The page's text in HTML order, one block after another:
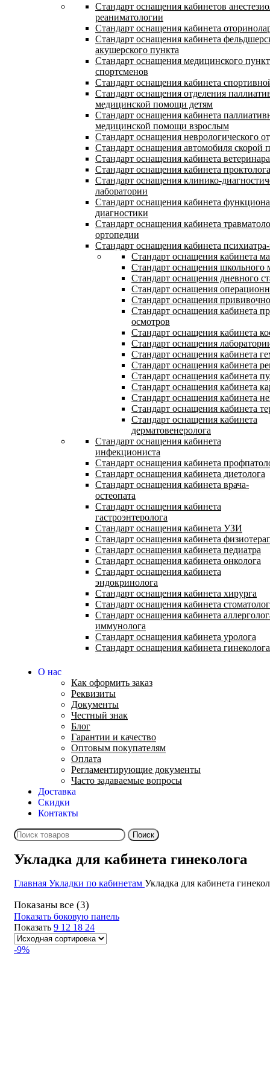
Стандарт оснащения кабинетов
реаниматологии
Стандарт оснащения кабинета
Стандарт оснащения кабинета
акушерского пункта
Стандарт оснащения медицинского
спортсменов
Стандарт оснащения кабинета
Стандарт оснащения отделения
медицинской помощи детям
Стандарт оснащения кабинета
медицинской помощи взрослым
Стандарт оснащения неврологического
Стандарт оснащения автомобиля скорой
Стандарт оснащения кабинета ветеринара
Стандарт оснащения кабинета проктолога
Стандарт оснащения клинико-
лаборатории
Стандарт оснащения кабинета
диагностики
Стандарт оснащения кабинета
ортопедии
Стандарт оснащения кабинета
Стандарт оснащения кабинета
Стандарт оснащения школьного
Стандарт оснащения дневного
Стандарт оснащения
Стандарт оснащения
Стандарт оснащения кабинета
осмотров
Стандарт оснащения кабинета
Стандарт оснащения
Стандарт оснащения кабинета
Стандарт оснащения кабинета
Стандарт оснащения кабинета
Стандарт оснащения кабинета
Стандарт оснащения кабинета
Стандарт оснащения кабинета
Стандарт оснащения кабинета
дерматовенеролога
Стандарт оснащения кабинета
инфекциониста
Стандарт оснащения кабинета
Стандарт оснащения кабинета диетолога
Стандарт оснащения кабинета врача-
остеопата
Стандарт оснащения кабинета
гастроэнтеролога
Стандарт оснащения кабинета УЗИ
Стандарт оснащения кабинета
Стандарт оснащения кабинета педиатра
Стандарт оснащения кабинета онколога
Стандарт оснащения кабинета
эндокринолога
Стандарт оснащения кабинета хирурга
Стандарт оснащения кабинета
Стандарт оснащения кабинета
иммунолога
Стандарт оснащения кабинета уролога
Стандарт оснащения кабинета гинеколога
О нас
Как оформить заказ
Реквизиты
Документы
Честный знак
Блог
Гарантии и качество
Оптовым покупателям
Оплата
Регламентирующие документы
Часто задаваемые вопросы
Доставка
Скидки
Контакты
Поиск
Укладка для кабинета гинеколога
Главная Укладки по кабинетам Укладка для кабинета
Показаны все (3)
Показать боковую панель
Показать 9 12 18 24
-9%